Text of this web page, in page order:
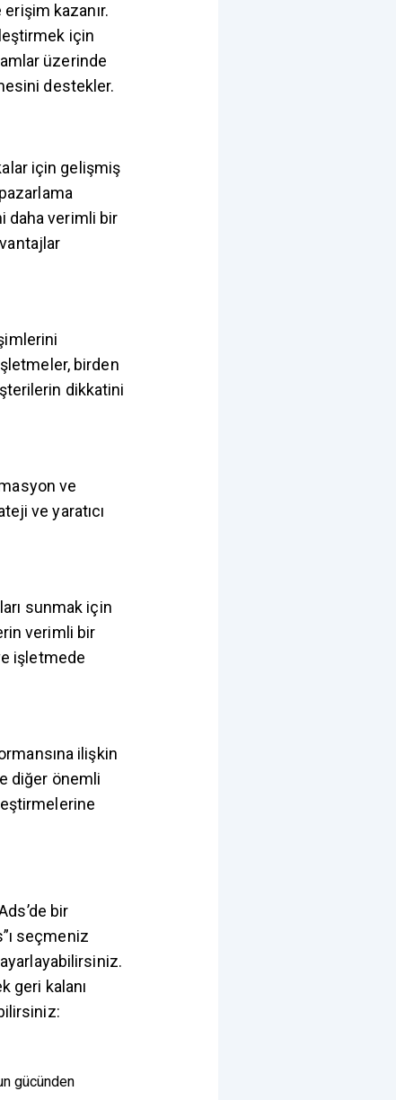
kazanır.
için
üzerinde
destekler.
için gelişmiş
daha verimli bir
birden
dikkatini
ve
ve yaratıcı
sunmak için
verimli bir
işletmede
ilişkin
diğer önemli
bir
seçmeniz
geri kalanı
gücünden